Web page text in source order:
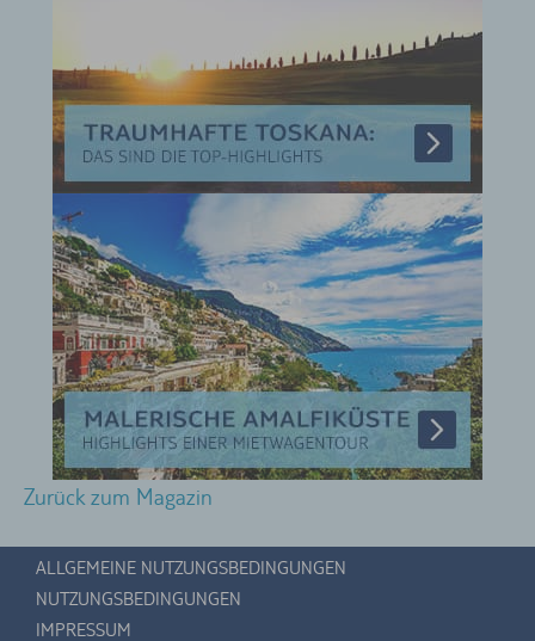
Zurück zum Magazin
ALLGEMEINE NUTZUNGSBEDINGUNGEN
NUTZUNGSBEDINGUNGEN
IMPRESSUM